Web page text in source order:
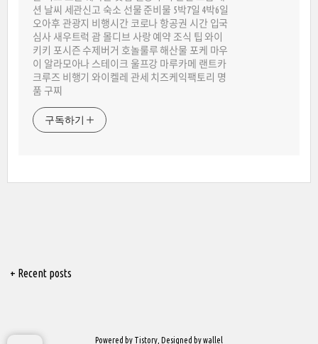
션 날씨 세관신고 숙소 선물 준비물 5박7일 4박6일
오아후 관광지 비행시간 코로나 항공권 시간 입국
심사 새우트럭 괌 몰디브 사랑 예약 조식 팁 와이
키키 포시즌 수제버거 호놀룰루 해산물 포케 마우
이 알라모아나 스테이크 울프강 마루카메 랜트카
크루즈 비행기 와이켈레 관세 치즈케익팩토리 명
품 구찌
구독하기
+ Recent posts
Powered by Tistory , Designed bywallel